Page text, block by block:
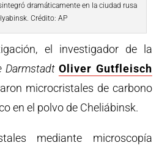
dramáticamente en la ciudad rusa
Crédito: AP
el investigador de la
Darmstadt Oliver Gutfleisch
microcristales de carbono
en el polvo de Cheliábinsk.
mediante microscopía